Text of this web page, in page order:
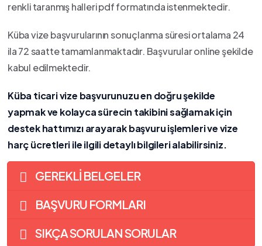
renkli taranmış halleri pdf formatında istenmektedir.
Küba vize başvurularının sonuçlanma süresi ortalama 24
ila 72 saatte tamamlanmaktadır. Başvurular online şekilde
kabul edilmektedir.
Küba ticari vize başvurunuzu en doğru şekilde
yapmak ve kolayca sürecin takibini sağlamak için
destek hattımızı arayarak başvuru işlemleri ve vize
harç ücretleri ile ilgili detaylı bilgileri alabilirsiniz.
GEREKLİ BELGELER
BAŞVURU FORMLARI
SIKÇA SORULAN SORULAR